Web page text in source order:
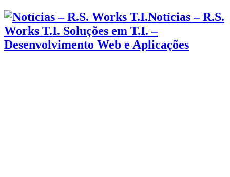
Notícias – R.S.
Works T.I. Soluções em T.I. –
Desenvolvimento Web e Aplicações